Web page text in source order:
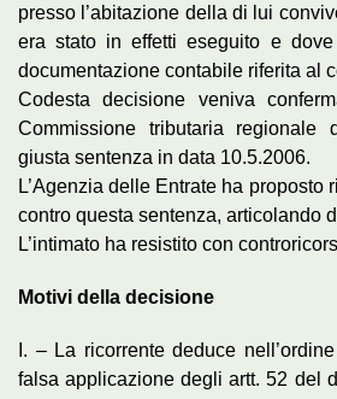
presso l’abitazione della di lui
era stato in effetti eseguito e
documentazione contabile riferita al
Codesta decisione veniva
Commissione tributaria regionale
giusta sentenza in data 10.5.2006.
L’Agenzia delle Entrate ha proposto
contro questa sentenza, articolando
L’intimato ha resistito con
Motivi della decisione
I. – La ricorrente deduce
falsa applicazione degli artt. 52 del